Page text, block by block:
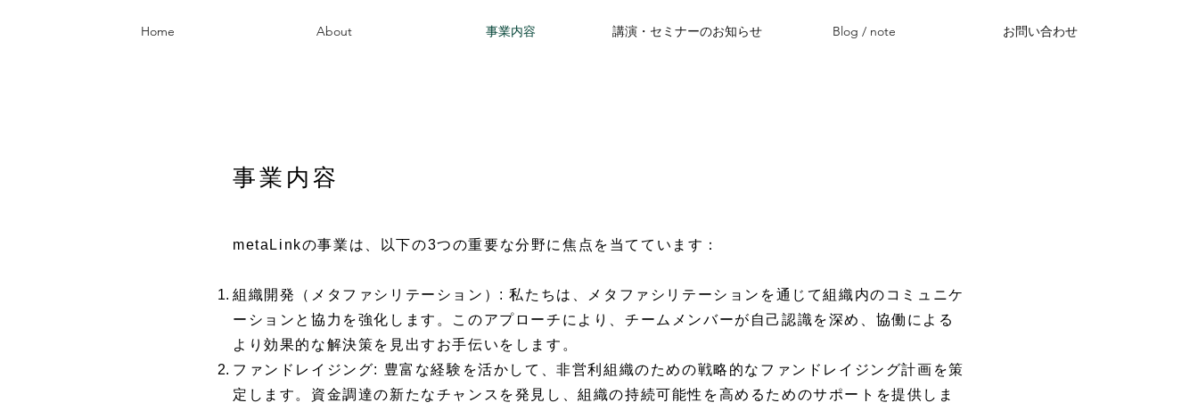
Home About 事業内容 講演・セミナーのお知らせ Blog / note お問い合わせ
​事業内容
metaLinkの事業は、以下の3つの重要な分野に焦点を当てています：
組織開発（メタファシリテーション）: 私たちは、メタファシリテーションを通じて組織内のコミュニケ
ーションと協力を強化します。このアプローチにより、チームメンバーが自己認識を深め、協働による
より効果的な解決策を見出すお手伝いをします。
ファンドレイジング: 豊富な経験を活かして、非営利組織のための戦略的なファンドレイジング計画を策
定します。資金調達の新たなチャンスを発見し、組織の持続可能性を高めるためのサポートを提供しま